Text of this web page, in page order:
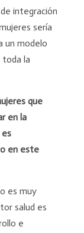
integración
sería
un modelo
toda la
que
en la
en este
es muy
salud es
e